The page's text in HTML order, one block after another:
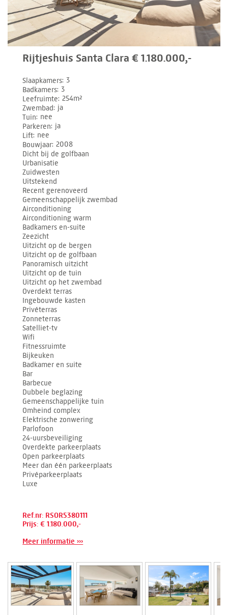
Rijtjeshuis Santa Clara € 1.180.000,-
Slaapkamers 3
Badkamers 3
Leefruimte 254m²
Zwembad ja
Tuin nee
Parkeren ja
Lift nee
Bouwjaar 2008
Dicht bij de golfbaan
Urbanisatie
Zuidwesten
Uitstekend
Recent gerenoveerd
Gemeenschappelijk zwembad
Airconditioning
Airconditioning warm
Badkamers en-suite
Zeezicht
Uitzicht op de bergen
Uitzicht op de golfbaan
Panoramisch uitzicht
Uitzicht op de tuin
Uitzicht op het zwembad
Overdekt terras
Ingebouwde kasten
Privéterras
Zonneterras
Satelliet-tv
Wifi
Fitnessruimte
Bijkeuken
Badkamer en suite
Bar
Barbecue
Dubbele beglazing
Gemeenschappelijke tuin
Omheind complex
Elektrische zonwering
Parlofoon
24-uursbeveiliging
Overdekte parkeerplaats
Open parkeerplaats
Meer dan één parkeerplaats
Privéparkeerplaats
Luxe
Ref.nr: RSOR5380111
Prijs: € 1.180.000,-
Meer informatie ›››